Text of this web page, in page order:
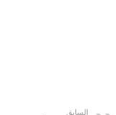
السابق